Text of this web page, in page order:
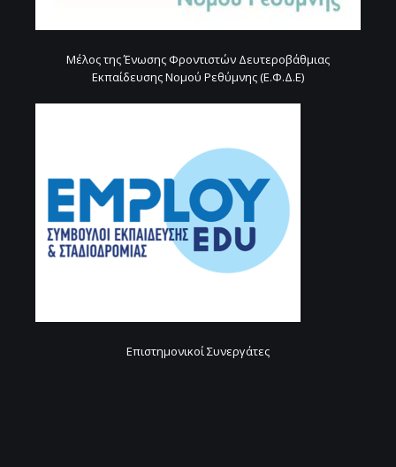
Μέλος της Ένωσης Φροντιστών Δευτεροβάθμιας
Εκπαίδευσης Νομού Ρεθύμνης (Ε.Φ.Δ.Ε)
Επιστημονικοί Συνεργάτες